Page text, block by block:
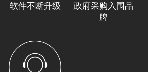
软件不断升级
政府采购入围品
牌